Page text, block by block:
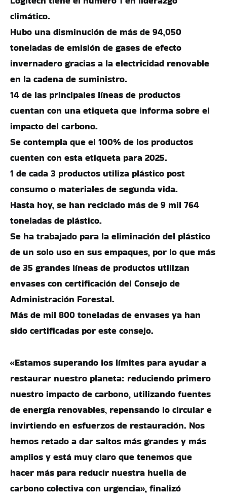
climático.
Hubo una disminución de más de 94,050
toneladas de emisión de gases de efecto
invernadero gracias a la electricidad renovable
en la cadena de suministro.
14 de las principales líneas de productos
cuentan con una etiqueta que informa sobre el
impacto del carbono.
Se contempla que el 100% de los productos
cuenten con esta etiqueta para 2025.
1 de cada 3 productos utiliza plástico post
consumo o materiales de segunda vida.
Hasta hoy, se han reciclado más de 9 mil 764
toneladas de plástico.
Se ha trabajado para la eliminación del plástico
de un solo uso en sus empaques, por lo que más
de 35 grandes líneas de productos utilizan
envases con certificación del Consejo de
Administración Forestal.
Más de mil 800 toneladas de envases ya han
sido certificadas por este consejo. ​
«Estamos superando los límites para ayudar a
restaurar nuestro planeta: reduciendo primero
nuestro impacto de carbono, utilizando fuentes
de energía renovables, repensando lo circular e
invirtiendo en esfuerzos de restauración. Nos
hemos retado a dar saltos más grandes y más
amplios y está muy claro que tenemos que
hacer más para reducir nuestra huella de
carbono colectiva con urgencia», finalizó